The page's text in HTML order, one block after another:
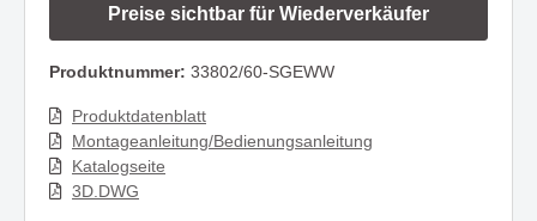
Preise sichtbar für Wiederverkäufer
Produktnummer: 33802/60-SGEWW
Produktdatenblatt
Montageanleitung/Bedienungsanleitung
Katalogseite
3D.DWG